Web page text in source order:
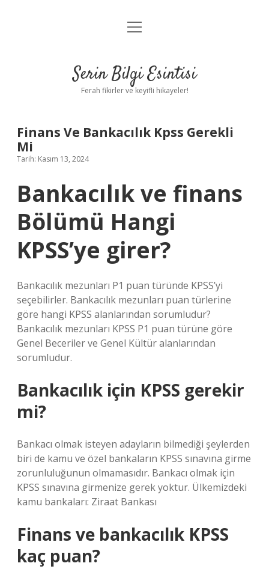
Anasayfa
Yasal Uyarı
menüyü
Serin Bilgi Esintisi
Ferah fikirler ve keyifli hikayeler!
Finans Ve Bankacılık Kpss Gerekli
Mi
Tarih: Kasım 13, 2024
Bankacılık ve finans
Bölümü Hangi
KPSS’ye girer?
Bankacılık mezunları P1 puan türünde KPSS’yi
seçebilirler. Bankacılık mezunları puan türlerine
göre hangi KPSS alanlarından sorumludur?
Bankacılık mezunları KPSS P1 puan türüne göre
Genel Beceriler ve Genel Kültür alanlarından
sorumludur.
Bankacılık için KPSS gerekir
mi?
Bankacı olmak isteyen adayların bilmediği şeylerden
biri de kamu ve özel bankaların KPSS sınavına girme
zorunluluğunun olmamasıdır. Bankacı olmak için
KPSS sınavına girmenize gerek yoktur. Ülkemizdeki
kamu bankaları: Ziraat Bankası
Finans ve bankacılık KPSS
kaç puan?